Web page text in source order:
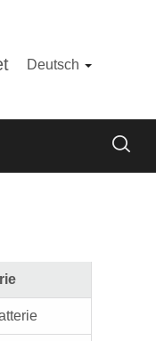
Deutsch